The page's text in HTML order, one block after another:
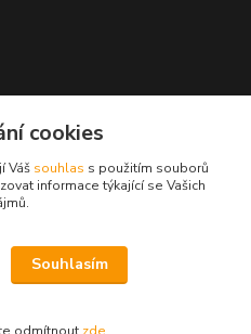
cookies
Váš souhlas s použitím souborů
informace týkající se Vašich
Souhlasím